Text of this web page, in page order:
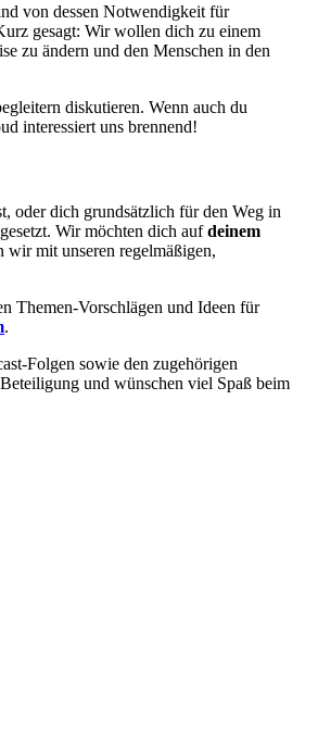
von dessen Notwendigkeit für
gesagt: Wir wollen dich zu einem
zu ändern und den Menschen in den
diskutieren. Wenn auch du
interessiert uns brennend!
oder dich grundsätzlich für den Weg in
Wir möchten dich aufdeinem
wir mit unseren regelmäßigen,
Themen-Vorschlägen und Ideen für
.
Folgen sowie den zugehörigen
und wünschen viel Spaß beim